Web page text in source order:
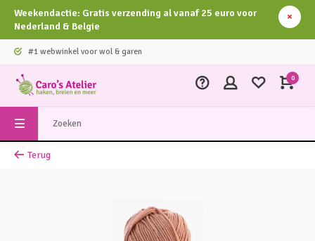
Weekendactie: Gratis verzending al vanaf 25 euro voor
Nederland & Belgie
#1 webwinkel voor wol & garen
0
Terug